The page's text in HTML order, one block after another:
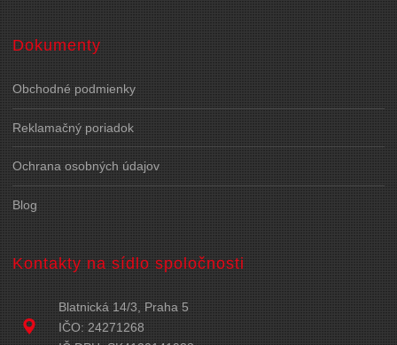
Dokumenty
Obchodné podmienky
Reklamačný poriadok
Ochrana osobných údajov
Blog
Kontakty na sídlo spoločnosti
Blatnická 14/3, Praha 5
IČO: 24271268